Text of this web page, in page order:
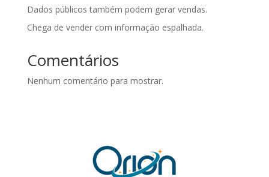
Dados públicos também podem gerar vendas.
Chega de vender com informação espalhada.
Comentários
Nenhum comentário para mostrar.